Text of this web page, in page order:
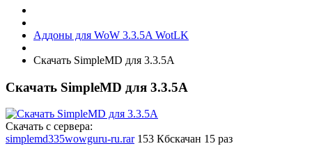
Аддоны для WoW 3.3.5A WotLK
Скачать SimpleMD для 3.3.5A
Скачать SimpleMD для 3.3.5A
Скачать с сервера:
simplemd335wowguru-ru.rar 153 Кбскачан 15 раз